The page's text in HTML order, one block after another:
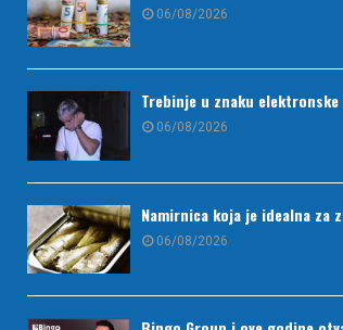
06/08/2026
Trebinje u znaku elektronske
06/08/2026
Namirnica koja je idealna za
06/08/2026